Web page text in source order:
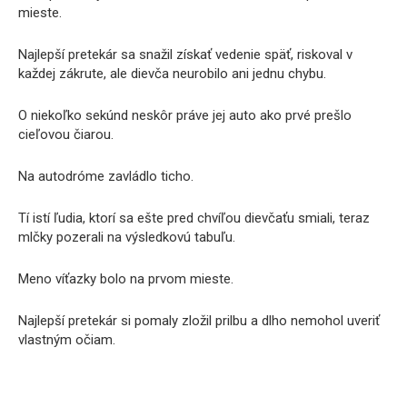
mieste.
Najlepší pretekár sa snažil získať vedenie späť, riskoval v
každej zákrute, ale dievča neurobilo ani jednu chybu.
O niekoľko sekúnd neskôr práve jej auto ako prvé prešlo
cieľovou čiarou.
Na autodróme zavládlo ticho.
Tí istí ľudia, ktorí sa ešte pred chvíľou dievčaťu smiali, teraz
mlčky pozerali na výsledkovú tabuľu.
Meno víťazky bolo na prvom mieste.
Najlepší pretekár si pomaly zložil prilbu a dlho nemohol uveriť
vlastným očiam.